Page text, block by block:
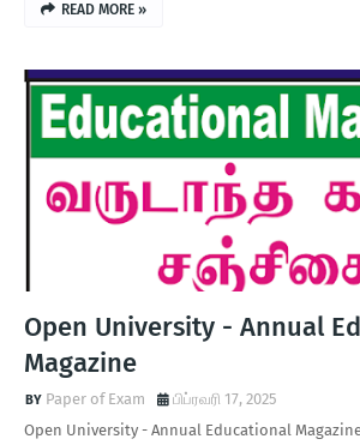
READ MORE »
Open University - Annual
Magazine
Paper of Exam
பிப்ரவரி 17, 2025
Open University - Annual Educational